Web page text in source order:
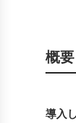
概要
導入